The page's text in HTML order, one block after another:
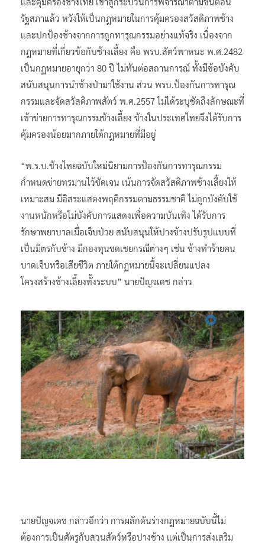
รัฐสภาแล้ว หวังให้เป็นกฎหมายในการคุ้มครองสวัสดิภาพช้าง
และปกป้องช้างจากการถูกทารุณกรรมอย่างแท้จริง เนื่องจาก
กฎหมายที่เกี่ยวข้อกับช้างเลี้ยง คือ พรบ.สัตว์พาหนะ พ.ศ.2482
เป็นกฏหมายอายุกว่า 80 ปี ไม่ทันต่อสถานการณ์ ทั้งมีข้อบังคับ
สนับสนุนการนำช้างป่ามาใช้งาน ส่วน พรบ.ป้องกันการทารุณ
กรรมและจัดสวัสดิภาพสัตว์ พ.ศ.2557 ไม่ได้ระบุชัดถึงลักษณะที่
เข้าข่ายการทารุณกรรมช้างเลี้ยง ช้างในประเทศไทยจึงได้รับการ
คุ้มครองน้อยมากภายใต้กฎหมายที่มีอยู่
“พ.ร.บ.ช้างไทยฉบับใหม่นิยามการป้องกันการทารุณกรรม
กำหนดข่ายทรมานไว้ชัดเจน เน้นการจัดสวัสดิภาพช้างเลี้ยงให้
เหมาะสม มีอิสระแสดงพฤติกรรมตามธรรมชาติ ไม่ถูกบังคับใช้
งานหนักหรือไม่บังคับการแสดงเพื่อความบันเทิง ได้รับการ
รักษาพยาบาลเมื่อเจ็บป่วย สนับสนุนให้ปางช้างปรับรูปแบบที่
เป็นมิตรกับช้าง มีกองทุนชดเชยกรณีต่างๆ เช่น ช้างทำร้ายคน
บาดเจ็บหรือเสียชีวิต ภายใต้กฏหมายนี้จะเปลี่ยนแปลง
โครงสร้างช้างเลี้ยงทั้งระบบ” นายปัญจเดช กล่าว
นายปัญจเดช กล่าวอีกว่า การผลักดันร่างกฎหมายฉบับนี้ไม่
ต้องการเป็นศัตรูกับสวนสัตว์หรือปางช้าง แต่เป็นการส่งเสริม